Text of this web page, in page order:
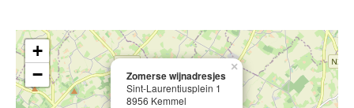
Zomerse wijnadresjes
Sint-Laurentiusplein 1
8956 Kemmel
×
+
−